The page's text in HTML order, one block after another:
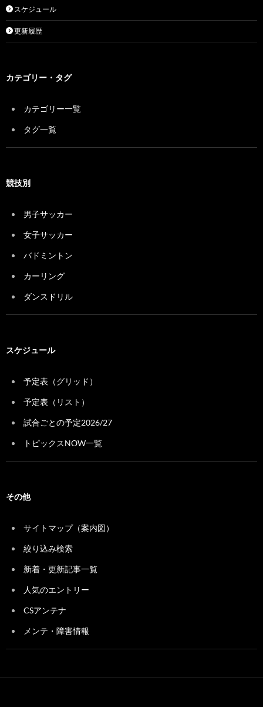
スケジュール
更新履歴
カテゴリー・タグ
カテゴリー一覧
タグ一覧
競技別
男子サッカー
女子サッカー
バドミントン
カーリング
ダンスドリル
スケジュール
予定表（グリッド）
予定表（リスト）
試合ごとの予定2026/27
トピックスNOW一覧
その他
サイトマップ（案内図）
絞り込み検索
新着・更新記事一覧
人気のエントリー
CSアンテナ
メンテ・障害情報